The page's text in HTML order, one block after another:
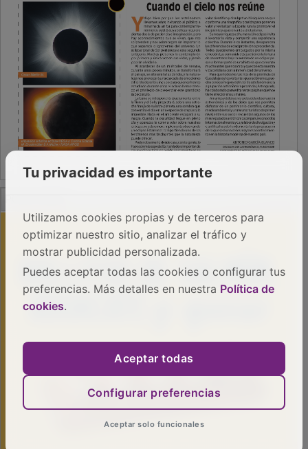
PUBLICIDAD
Tu privacidad es importante
Utilizamos cookies propias y de terceros para
optimizar nuestro sitio, analizar el tráfico y
mostrar publicidad personalizada.
Puedes aceptar todas las cookies o configurar tus
preferencias. Más detalles en nuestra Política de
cookies.
Aceptar todas
Configurar preferencias
Aceptar solo funcionales